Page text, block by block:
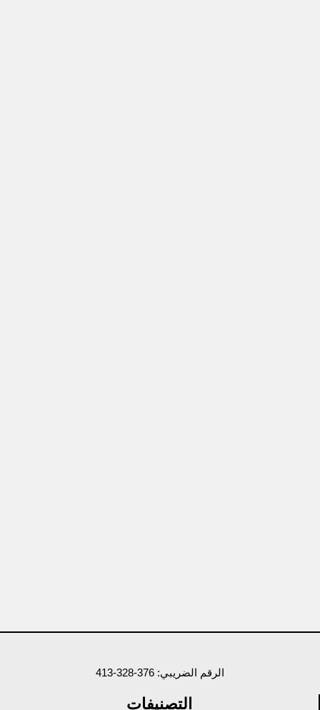
الرقم الضريبي: 376-328-413
التصنيفات